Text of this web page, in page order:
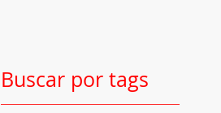
Buscar por tags